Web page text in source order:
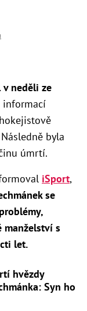
v neděli ze
informací
byla
úmrtí.
iSport,
se
manželství s
let.
hvězdy
Syn ho